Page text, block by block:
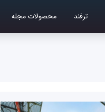
ترفند محصولات مجله